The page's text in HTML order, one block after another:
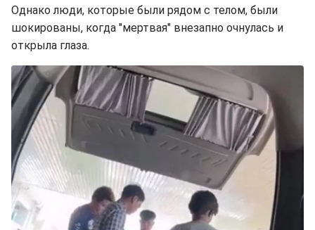
Однако люди, которые были рядом с телом, были
шокированы, когда "мертвая" внезапно очнулась и
открыла глаза.